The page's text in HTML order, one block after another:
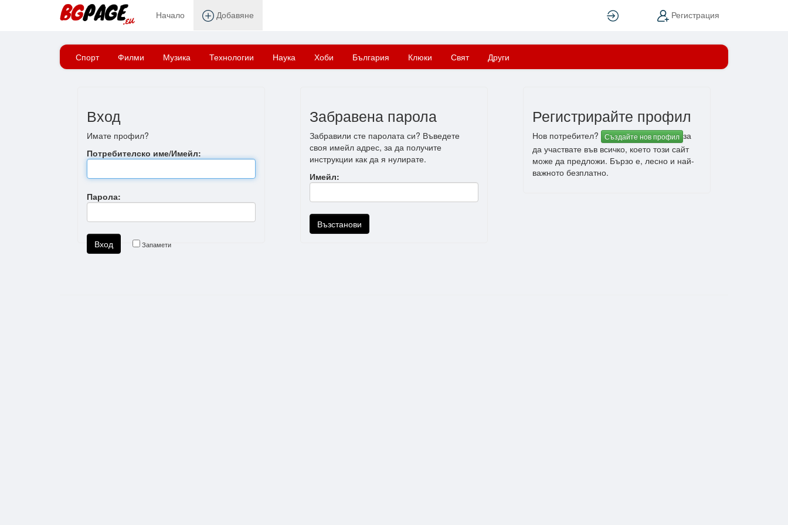
Начало Регистрация
Добавяне
Начало Вход
Спорт Филми Музика Технологии Наука Хоби България Клюки Свят Други
Вход
Имате профил?
Потребителско име/Имейл:
Парола:
Запамети
Забравена парола
Забравили сте паролата си? Въведете
своя имейл адрес, за да получите
инструкции как да я нулирате.
Имейл:
Регистрирайте профил
Нов потребител? Създайте нов профил за
да участвате във всичко, което този сайт
може да предложи. Бързо е, лесно и най-
важното безплатно.